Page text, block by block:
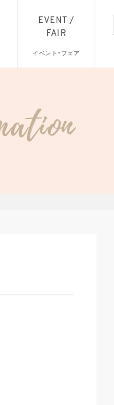
EVENT /
FAIR
イベント・フェア